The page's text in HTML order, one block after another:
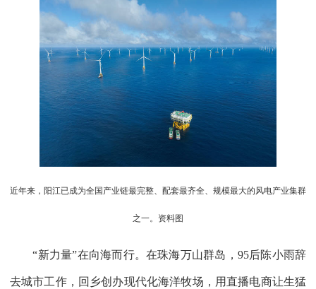
近年来，阳江已成为全国产业链最完整、配套最齐全、规模最大的风电产业集群
之一。资料图
“新力量”在向海而行。在珠海万山群岛，95后陈小雨辞
去城市工作，回乡创办现代化海洋牧场，用直播电商让生猛